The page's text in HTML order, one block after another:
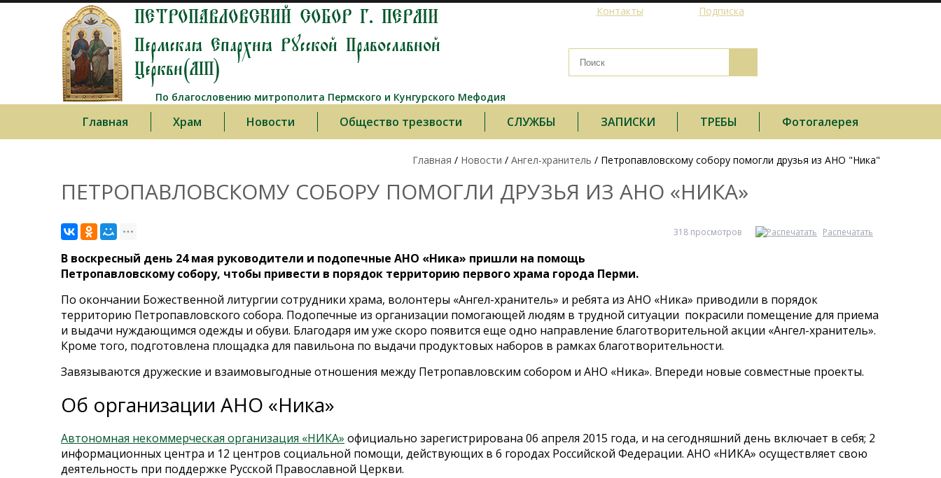
Контакты Подписка
ПЕТРОПАВЛОВСКИЙ СОБОР Г. ПЕРМИ
Пермская Епархия Русской Православной
Церкви(МП)
По благословению митрополита Пермского и Кунгурского Мефодия
Главная Храм Новости Общество трезвости СЛУЖБЫ ЗАПИСКИ ТРЕБЫ Фотогалерея
Главная / Новости / Ангел-хранитель / Петропавловскому собору помогли друзья из АНО "Ника"
ПЕТРОПАВЛОВСКОМУ СОБОРУ ПОМОГЛИ ДРУЗЬЯ ИЗ АНО «НИКА»
318 просмотров Распечатать
В воскресный день 24 мая руководители и подопечные АНО «Ника» пришли на помощь
Петропавловскому собору, чтобы привести в порядок территорию первого храма города Перми.
По окончании Божественной литургии сотрудники храма, волонтеры «Ангел-хранитель» и ребята из АНО «Ника» приводили в порядок
территорию Петропавловского собора. Подопечные из организации помогающей людям в трудной ситуации покрасили помещение для приема
и выдачи нуждающимся одежды и обуви. Благодаря им уже скоро появится еще одно направление благотворительной акции «Ангел-хранитель».
Кроме того, подготовлена площадка для павильона по выдачи продуктовых наборов в рамках благотворительности.
Завязываются дружеские и взаимовыгодные отношения между Петропавловским собором и АНО «Ника». Впереди новые совместные проекты.
Об организации АНО «Ника»
Автономная некоммерческая организация «НИКА» официально зарегистрирована 06 апреля 2015 года, и на сегодняшний день включает в себя; 2
информационных центра и 12 центров социальной помощи, действующих в 6 городах Российской Федерации. АНО «НИКА» осуществляет свою
деятельность при поддержке Русской Православной Церкви.